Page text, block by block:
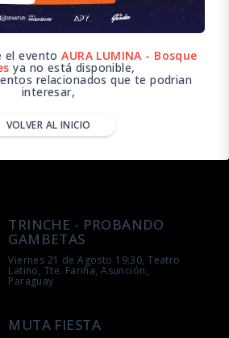
el eventoAURA LUMINA - Bosque
ya no está disponible,
relacionados que te podrian
interesar,
VOLVER AL INICIO
TRINCHE - PROBANDO
GAMBETAS
Viernes 21 de Agosto 19:30, Teatro
Latino, Tte. Fariña, Asunción,
Paraguay
MUTA FIESTA